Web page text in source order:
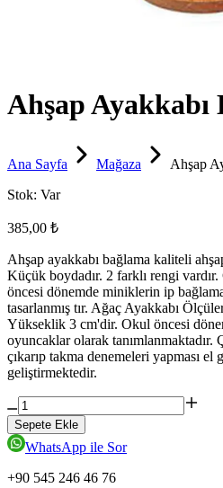
Ahşap Ayakkabı
Ana Sayfa Mağaza
Ahşap
Stok: Var
385,00 ₺
Ahşap ayakkabı bağlama kaliteli
Küçük boydadır. 2 farklı rengi
öncesi dönemde miniklerin ip
tasarlanmış tır. Ağaç Ayakkabı
Yükseklik 3 cm'dir. Okul öncesi
oyuncaklar olarak tanımlanmaktadır.
çıkarıp takma denemeleri yapması el
geliştirmektedir.
Sepete Ekle
WhatsApp ile Sor
+90 545 246 46 76